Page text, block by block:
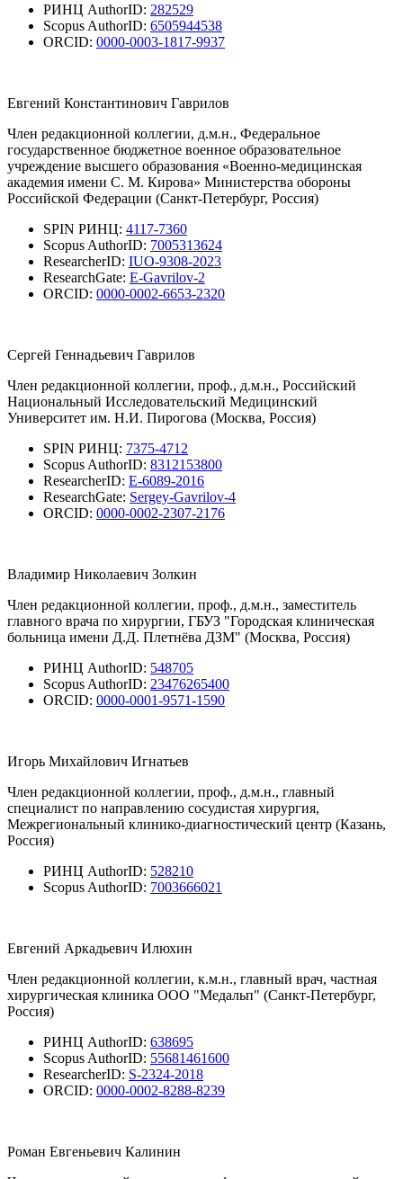
РИНЦ AuthorID: 282529
Scopus AuthorID: 6505944538
ORCID: 0000-0003-1817-9937
Евгений Константинович Гаврилов
Член редакционной коллегии, д.м.н., Федеральное
государственное бюджетное военное образовательное
учреждение высшего образования «Военно-медицинская
академия имени С. М. Кирова» Министерства обороны
Российской Федерации (Санкт-Петербург, Россия)
SPIN РИНЦ: 4117-7360
Scopus AuthorID: 7005313624
ResearcherID: IUO-9308-2023
ResearchGate: E-Gavrilov-2
ORCID: 0000-0002-6653-2320
Сергей Геннадьевич Гаврилов
Член редакционной коллегии, проф., д.м.н., Российский
Национальный Исследовательский Медицинский
Университет им. Н.И. Пирогова (Москва, Россия)
SPIN РИНЦ: 7375-4712
Scopus AuthorID: 8312153800
ResearcherID: E-6089-2016
ResearchGate: Sergey-Gavrilov-4
ORCID: 0000-0002-2307-2176
Владимир Николаевич Золкин
Член редакционной коллегии, проф., д.м.н., заместитель
главного врача по хирургии, ГБУЗ "Городская клиническая
больница имени Д.Д. Плетнёва ДЗМ" (Москва, Россия)
РИНЦ AuthorID: 548705
Scopus AuthorID: 23476265400
ORCID: 0000-0001-9571-1590
Игорь Михайлович Игнатьев
Член редакционной коллегии, проф., д.м.н., главный
специалист по направлению сосудистая хирургия,
Межрегиональный клинико-диагностический центр (Казань,
Россия)
РИНЦ AuthorID: 528210
Scopus AuthorID: 7003666021
Евгений Аркадьевич Илюхин
Член редакционной коллегии, к.м.н., главный врач, частная
хирургическая клиника ООО "Медальп" (Санкт-Петербург,
Россия)
РИНЦ AuthorID: 638695
Scopus AuthorID: 55681461600
ResearcherID: S-2324-2018
ORCID: 0000-0002-8288-8239
Роман Евгеньевич Калинин